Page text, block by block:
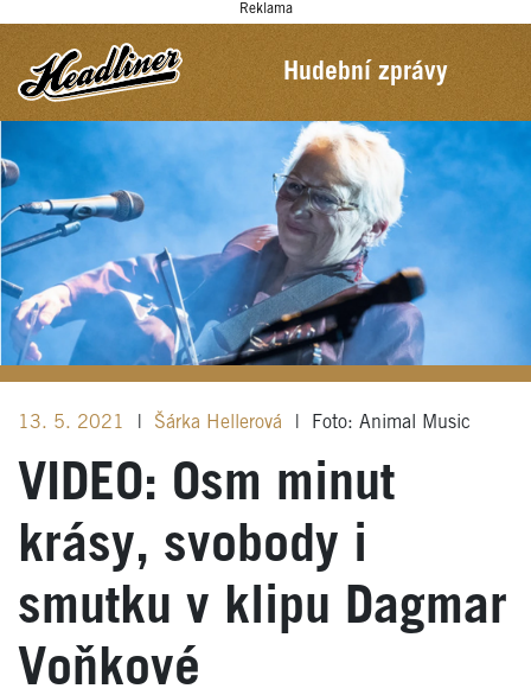
Reklama
Hudební zprávy
13. 5. 2021 Šárka Hellerová Foto: Animal Music
VIDEO: Osm minut
krásy, svobody i
smutku v klipu Dagmar
Voňkové